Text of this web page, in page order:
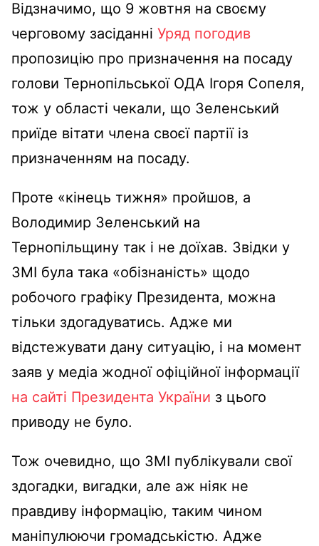
Відзначимо, що 9 жовтня на своєму
черговому засіданні Уряд погодив
пропозицію про призначення на посаду
голови Тернопільської ОДА Ігоря Сопеля,
тож у області чекали, що Зеленський
приїде вітати члена своєї партії із
призначенням на посаду.
Проте «кінець тижня» пройшов, а
Володимир Зеленський на
Тернопільщину так і не доїхав. Звідки у
ЗМІ була така «обізнаність» щодо
робочого графіку Президента, можна
тільки здогадуватись. Адже ми
відстежувати дану ситуацію, і на момент
заяв у медіа жодної офіційної інформації
на сайті Президента України з цього
приводу не було.
Тож очевидно, що ЗМІ публікували свої
здогадки, вигадки, але аж ніяк не
правдиву інформацію, таким чином
маніпулюючи громадськістю. Адже